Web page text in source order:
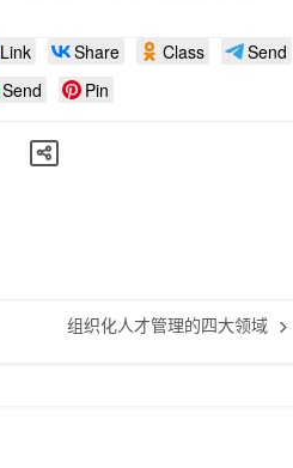
Link Share Class
Send
Send
Pin
组织化人才管理的四大领域